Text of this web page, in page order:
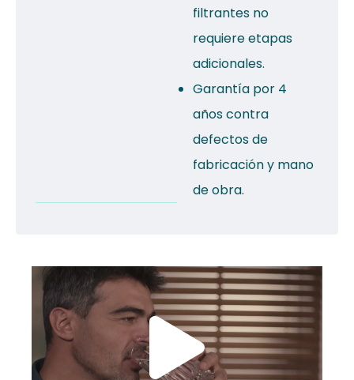
filtrantes no
requiere etapas
adicionales.
Garantía por 4
años contra
defectos de
fabricación y mano
de obra.